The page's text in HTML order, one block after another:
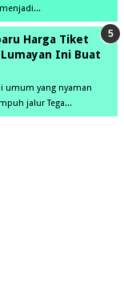
Harga Tiket
Ini Buat
umum yang nyaman
jalur Tega...